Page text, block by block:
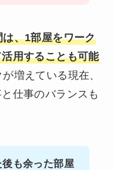
、1部屋をワーク
用することも可能
増えている現在、
仕事のバランスも
も余った部屋